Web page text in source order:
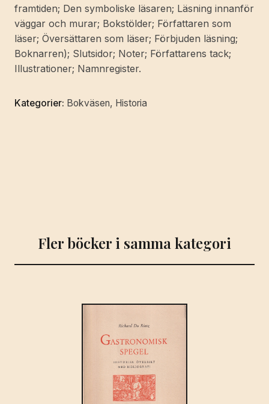
framtiden; Den symboliske läsaren; Läsning innanför
väggar och murar; Bokstölder; Författaren som
läser; Översättaren som läser; Förbjuden läsning;
Boknarren); Slutsidor; Noter; Författarens tack;
Illustrationer; Namnregister.
Kategorier: Bokväsen, Historia
Fler böcker i samma kategori